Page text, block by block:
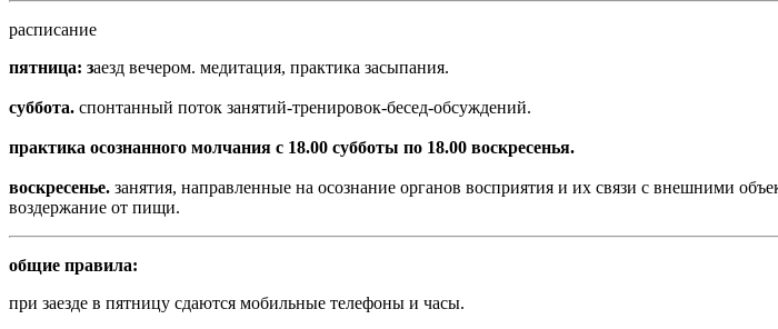
расписание
пятница: заезд вечером. медитация, практика засыпания.
суббота. спонтанный поток занятий-тренировок-бесед-обсуждений.
практика осознанного молчания с 18.00 субботы по 18.00 воскресенья.
воскресенье. занятия, направленные на осознание органов восприятия и их связи с внешними
воздержание от пищи.
общие правила:
при заезде в пятницу сдаются мобильные телефоны и часы.